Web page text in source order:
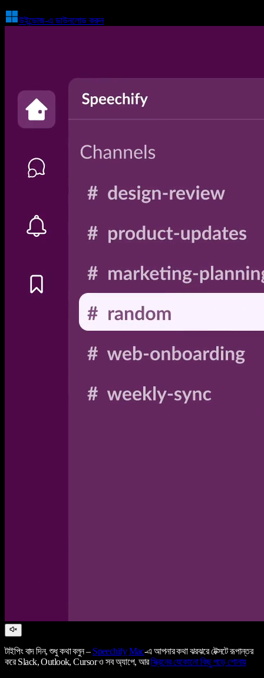
উইন্ডোজ-এ ডাউনলোড করুন
টাইপিং বাদ দিন, শুধু কথা বলুন – Speechify Mac-এ আপনার কথা ঝরঝরে টেক্সটে রূপান্তর
করে Slack, Outlook, Cursor ও সব অ্যাপে, আরস্ক্রিনের যেকোনো কিছু পড়ে শোনায়